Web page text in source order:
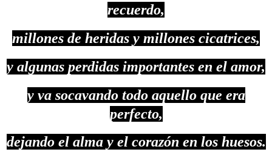
recuerdo,
millones de heridas y millones cicatrices,
y algunas perdidas importantes en el amor,
y va socavando todo aquello que era
perfecto,
dejando el alma y el corazón en los huesos.